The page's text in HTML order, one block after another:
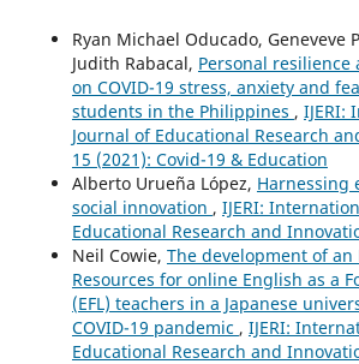
Ryan Michael Oducado, Geneveve
Judith Rabacal, Personal
on COVID-19 stress, anxiety and
students in the Philippines , IJERI:
Journal of Educational Research
15 (2021): Covid-19 & Education
Alberto Urueña López, Harnessing
social innovation , IJERI:
Educational Research and
Neil Cowie, The development of an
Resources for online English as a
(EFL) teachers in a Japanese
COVID-19 pandemic , IJERI:
Educational Research and